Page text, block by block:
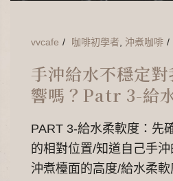
vvcafe 咖啡初學者 沖煮咖啡
手沖給水不穩定
響嗎？Patr 3-給
PART 3-給水柔軟度：先
的相對位置/知道自己手
沖煮檯面的高度/給水柔